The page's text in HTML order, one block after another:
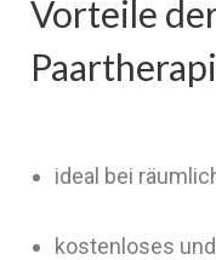
Vorteile
ideal bei
kostenloses